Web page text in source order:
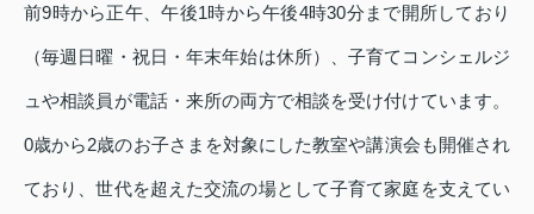
前9時から正午、午後1時から午後4時30分まで開所しており
（毎週日曜・祝日・年末年始は休所）、子育てコンシェルジ
ュや相談員が電話・来所の両方で相談を受け付けています。
0歳から2歳のお子さまを対象にした教室や講演会も開催され
ており、世代を超えた交流の場として子育て家庭を支えてい